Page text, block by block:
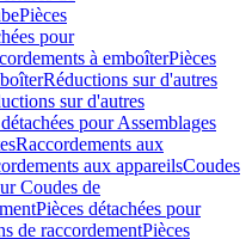
Pièces
pour
à emboîterPièces
Réductions sur d'autres
sur d'autres
pour Assemblages
Raccordements aux
aux appareilsCoudes
Coudes de
Pièces détachées pour
de raccordementPièces